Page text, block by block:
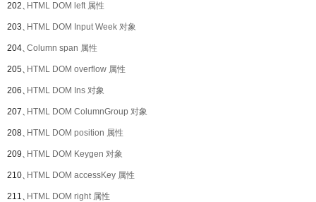
202、HTML DOM left 属性
203、HTML DOM Input Week 对象
204、Column span 属性
205、HTML DOM overflow 属性
206、HTML DOM Ins 对象
207、HTML DOM ColumnGroup 对象
208、HTML DOM position 属性
209、HTML DOM Keygen 对象
210、HTML DOM accessKey 属性
211、HTML DOM right 属性